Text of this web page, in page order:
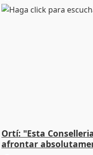
Ortí: "Esta
afrontar